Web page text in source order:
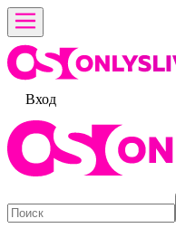
Вход